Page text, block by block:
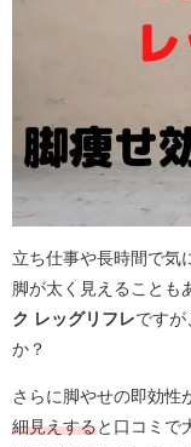
立ち仕事や長時間で気
脚が太く見えることも
ク レッグリフレですが
か？
さらに 脚やせの即効性
細見えすると口コミで